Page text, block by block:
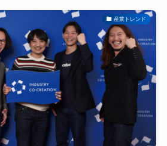
産業トレンド